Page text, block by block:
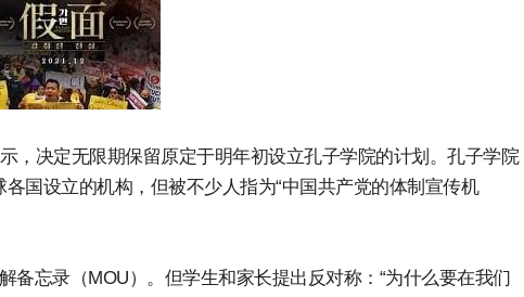
，决定无限期保留原定于明年初设立孔子学院的计划。孔子学院
国设立的机构，但被不少人指为“中国共产党的体制宣传机
备忘录（MOU）。但学生和家长提出反对称：“为什么要在我们